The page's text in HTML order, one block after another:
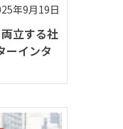
年9月19日
立する社
ーインタ